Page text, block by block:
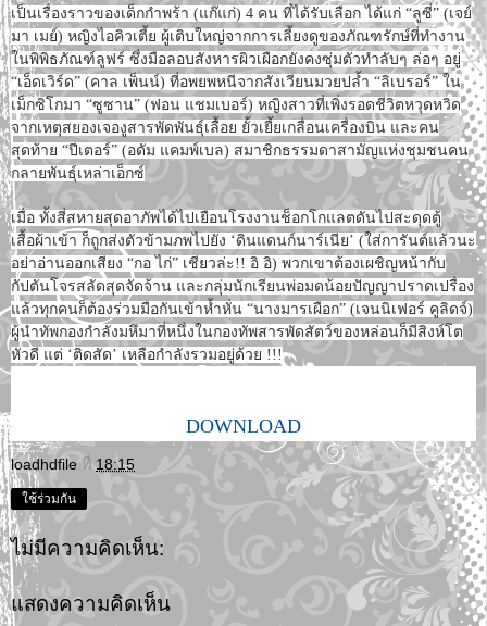
เป็นเรื่องราวของเด็กกำพร้า (แก๊แก่) 4 คน ที่ได้รับเลือก ได้แก่ “ลูซี่” (เจย์
มา เมย์) หญิงไอคิวเตี้ย ผู้เติบใหญ่จากการเลี้ยงดูของภัณฑรักษ์ที่ทำงาน
ในพิพิธภัณฑ์ลูฟร์ ซึ่งมือลอบสังหารผิวเผือกยังคงซุ่มตัวทำลับๆ ล่อๆ อยู่
“เอ็ดเวิร์ด” (คาล เพ็นน์) ที่อพยพหนีจากสังเวียนมวยปล้ำ “ลิเบรอร์” ใน
เม็กซิโกมา “ซูซาน” (ฟอน แชมเบอร์) หญิงสาวที่เพิ่งรอดชีวิตหวุดหวิด
จากเหตุสยองเจองูสารพัดพันธุ์เลื้อย ยั้วเยี้ยเกลื่อนเครื่องบิน และคน
สุดท้าย “ปีเตอร์” (อดัม แคมพ์เบล) สมาชิกธรรมดาสามัญแห่งชุมชนคน
กลายพันธุ์เหล่าเอ็กซ์
เมื่อ ทั้งสี่สหายสุดอาภัพได้ไปเยือนโรงงานช็อกโกแลตดันไปสะดุดตู้
เสื้อผ้าเข้า ก็ถูกส่งตัวข้ามภพไปยัง ‘ดินแดนก์นาร์เนีย’ (ใส่การันต์แล้วนะ
อย่าอ่านออกเสียง “กอ ไก่” เชียวล่ะ!! อิ อิ) พวกเขาต้องเผชิญหน้ากับ
กัปตันโจรสลัดสุดจัดจ้าน และกลุ่มนักเรียนพ่อมดน้อยปัญญาปราดเปรื่อง
แล้วทุกคนก็ต้องร่วมมือกันเข้าห้ำหั่น “นางมารเผือก” (เจนนิเฟอร์ คูลิดจ์)
ผู้นำทัพกองกำลังมหึมาที่หนึ่งในกองทัพสารพัดสัตว์ของหล่อนก็มีสิงห์โต
หัวดี แต่ ‘ติดสัด’ เหลือกำลังรวมอยู่ด้วย !!!
DOWNLOAD
loadhdfile ที่ 18:15
ใช้ร่วมกัน
ไม่มีความคิดเห็น:
แสดงความคิดเห็น